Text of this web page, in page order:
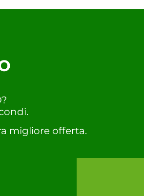
migliore offerta.